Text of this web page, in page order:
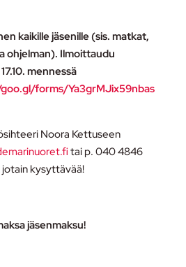
kaikille jäsenille (sis. matkat,
ohjelman). Ilmoittaudu
mennessä
forms/Ya3grMJix59nbas
Noora Kettuseen
tai p. 040 4846
jotain kysyttävää!
jäsenmaksu!